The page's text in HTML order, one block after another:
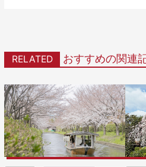
RELATED おすすめの関連